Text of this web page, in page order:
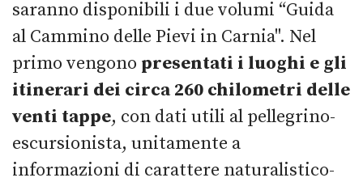
saranno disponibili i due volumi “Guida
al Cammino delle Pievi in Carnia". Nel
primo vengono presentati i luoghi e gli
itinerari dei circa 260 chilometri delle
venti tappe, con dati utili al pellegrino-
escursionista, unitamente a
informazioni di carattere naturalistico-